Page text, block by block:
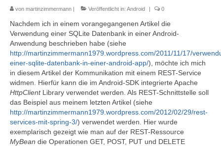
Datenschutz
von martinzimmermann | Veröffentlicht in: Android | 0
Nachdem ich in einem vorangegangenen Artikel die
Verwendung einer SQLite Datenbank in einer Android-
Anwendung beschrieben habe (siehe
http://martinzimmermann1979.wordpress.com/2011/11/17/
einer-sqlite-datenbank-in-einer-android-app/), möchte ich mich
in diesem Artikel der Kommunikation mit einem REST-Service
widmen. Hierfür kann die im Android-SDK integrierte Apache
HttpClientLibrary verwendet werden. Als REST-Schnittstelle soll
das Beispiel aus meinem letzten Artikel (siehe
http://martinzimmermann1979.wordpress.com/2012/02/29/rest-
services-mit-spring-3/) verwendet werden. Hier wurde
exemplarisch gezeigt wie man auf der REST-Ressource
MyBean die Operationen GET, POST, PUT und DELETE